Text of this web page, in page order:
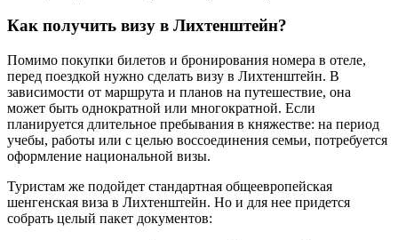
Как получить визу в Лихтенштейн?
Помимо покупки билетов и бронирования номера в отеле,
перед поездкой нужно сделать визу в Лихтенштейн. В
зависимости от маршрута и планов на путешествие, она
может быть однократной или многократной. Если
планируется длительное пребывания в княжестве: на период
учебы, работы или с целью воссоединения семьи, потребуется
оформление национальной визы.
Туристам же подойдет стандартная общеевропейская
шенгенская виза в Лихтенштейн. Но и для нее придется
собрать целый пакет документов: